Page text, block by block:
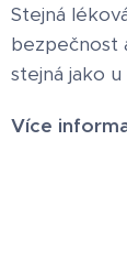
Stejná
bezpečnost
stejná jako
Více